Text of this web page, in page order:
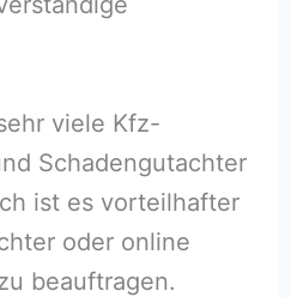
viele Kfz-
Schadengutachter
ist es vorteilhafter
oder online
beauftragen.